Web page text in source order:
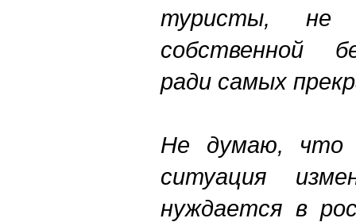
туристы, не
собственной
ради самых
Не думаю, что
ситуация
нуждается в